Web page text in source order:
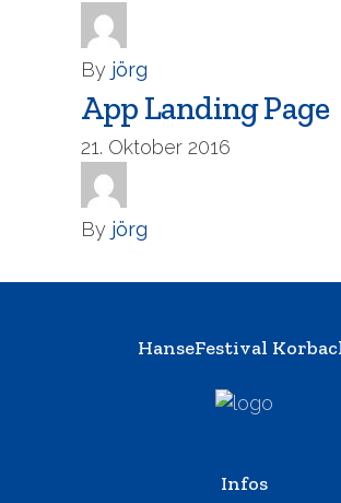
By jörg
App Landing Page
21. Oktober 2016
By jörg
HanseFestival
Infos